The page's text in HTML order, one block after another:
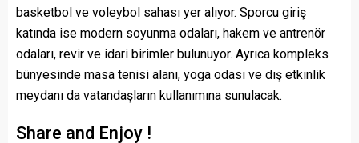
basketbol ve voleybol sahası yer alıyor. Sporcu giriş
katında ise modern soyunma odaları, hakem ve antrenör
odaları, revir ve idari birimler bulunuyor. Ayrıca kompleks
bünyesinde masa tenisi alanı, yoga odası ve dış etkinlik
meydanı da vatandaşların kullanımına sunulacak.
Share and Enjoy !